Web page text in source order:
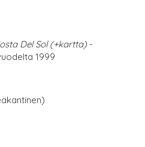
Del Sol (+kartta) -
1999